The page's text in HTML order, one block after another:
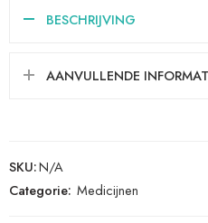
BESCHRIJVING
AANVULLENDE
SKU:N/A
Categorie: Medicijnen